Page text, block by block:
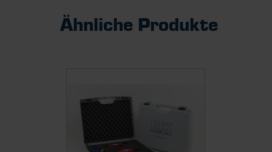
Ähnliche Produkte